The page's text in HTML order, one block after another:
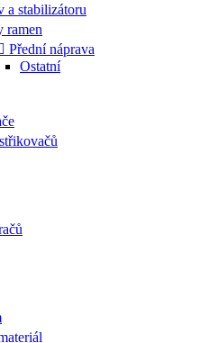
a stabilizátoru
ramen
Přední náprava
Ostatní